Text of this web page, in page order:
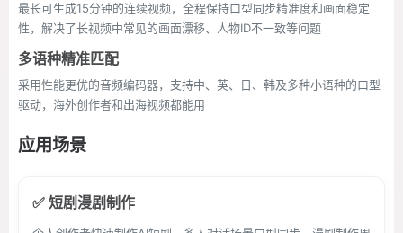
最长可生成15分钟的连续视频，全程保持口型同步精准度和画面稳定
性，解决了长视频中常见的画面漂移、人物ID不一致等问题
多语种精准匹配
采用性能更优的音频编码器，支持中、英、日、韩及多种小语种的口型
驱动，海外创作者和出海视频都能用
应用场景
✅ 短剧漫剧制作